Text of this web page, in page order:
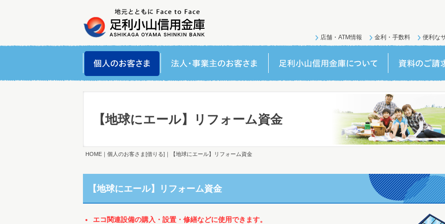
店舗・ATM情報 金利・手数料 便利な
【地球にエール】リフォーム資金
HOME ｜ 個人のお客さま[借りる] ｜【地球にエール】リフォーム資金
【地球にエール】リフォーム資金
エコ関連設備の購入・設置・修繕などに使用できます。